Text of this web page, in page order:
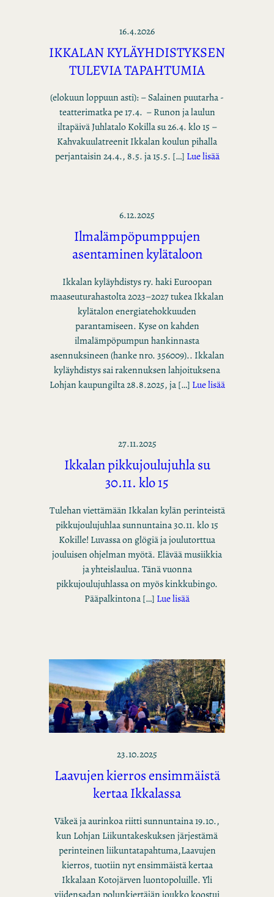
16.4.2026
IKKALAN KYLÄYHDISTYKSEN
TULEVIA TAPAHTUMIA
(elokuun loppuun asti): – Salainen puutarha -
teatterimatka pe 17.4. – Runon ja laulun
iltapäivä Juhlatalo Kokilla su 26.4. klo 15 –
Kahvakuulatreenit Ikkalan koulun pihalla
perjantaisin 24.4., 8.5. ja 15.5. […] Lue lisää
6.12.2025
Ilmalämpöpumppujen
asentaminen kylätaloon
Ikkalan kyläyhdistys ry. haki Euroopan
maaseuturahastolta 2023–2027 tukea Ikkalan
kylätalon energiatehokkuuden
parantamiseen. Kyse on kahden
ilmalämpöpumpun hankinnasta
asennuksineen (hanke nro. 356009).. Ikkalan
kyläyhdistys sai rakennuksen lahjoituksena
Lohjan kaupungilta 28.8.2025, ja […] Lue lisää
27.11.2025
Ikkalan pikkujoulujuhla su
30.11. klo 15
Tulehan viettämään Ikkalan kylän perinteistä
pikkujoulujuhlaa sunnuntaina 30.11. klo 15
Kokille! Luvassa on glögiä ja joulutorttua
jouluisen ohjelman myötä. Elävää musiikkia
ja yhteislaulua. Tänä vuonna
pikkujoulujuhlassa on myös kinkkubingo.
Pääpalkintona […] Lue lisää
23.10.2025
Laavujen kierros ensimmäistä
kertaa Ikkalassa
Väkeä ja aurinkoa riitti sunnuntaina 19.10.,
kun Lohjan Liikuntakeskuksen järjestämä
perinteinen liikuntatapahtuma,Laavujen
kierros, tuotiin nyt ensimmäistä kertaa
Ikkalaan Kotojärven luontopoluille. Yli
viidensadan polunkiertäjän joukko koostui